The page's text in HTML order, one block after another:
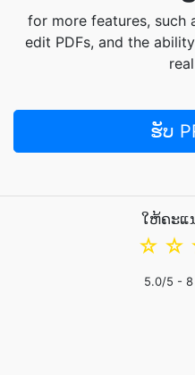
for more features, such
edit PDFs, and the
ຮັບ
ໃຫ້ຄະແ
☆
☆
5.0/5 - 8